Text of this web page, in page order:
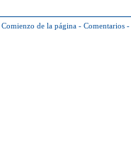
Comienzo de la página - Comentarios -